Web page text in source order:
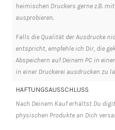
heimischen Druckers gerne z.B.
ausprobieren.
Falls die Qualität der Ausdrucke
entspricht, empfehle ich Dir, die
Abspeichern auf Deinem PC in
in einer Druckerei ausdrucken zu
HAFTUNGSAUSSCHLUSS
Nach Deinem Kauf erhältst Du
physischen Produkte an Dich